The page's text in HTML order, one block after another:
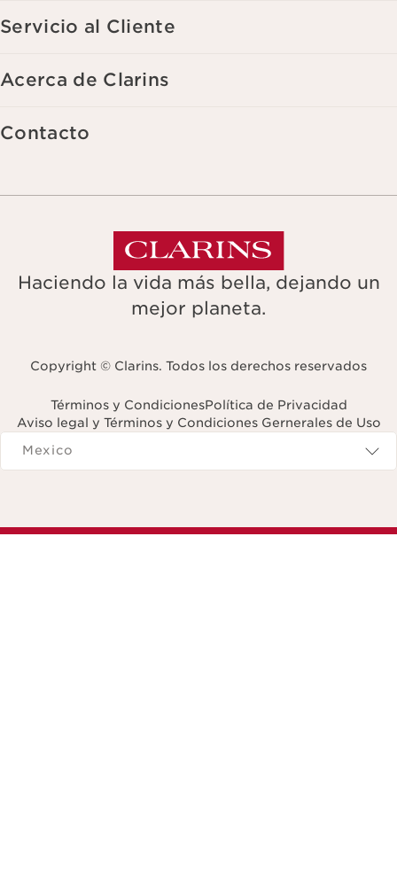
Servicio al Cliente
Acerca de Clarins
Contacto
Haciendo la vida más bella, dejando un
mejor planeta.
Copyright © Clarins. Todos los derechos reservados
Términos y CondicionesPolítica de Privacidad
Aviso legal y Términos y Condiciones Gernerales de Uso
Navigates to
Mexico